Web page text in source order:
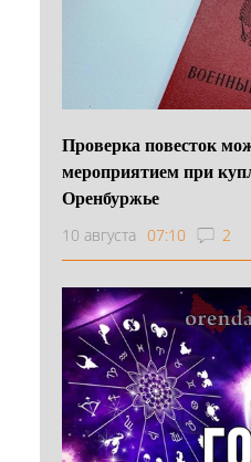
Проверка повесток
мероприятием при
Оренбуржье
10 августа 07:10 2